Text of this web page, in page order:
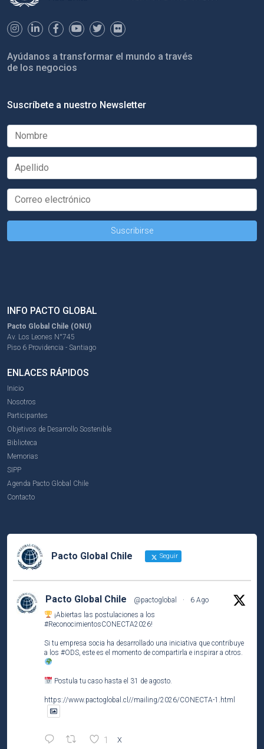
Ayúdanos a transformar el mundo a través
de los negocios
Suscríbete a nuestro Newsletter
INFO PACTO GLOBAL
Pacto Global Chile (ONU)
Av. Los Leones N°745
Piso 6 Providencia - Santiago
ENLACES RÁPIDOS
Inicio
Nosotros
Participantes
Objetivos de Desarrollo Sostenible
Biblioteca
Memorias
SIPP
Agenda Pacto Global Chile
Contacto
Pacto Global Chile Seguir
Pacto Global Chile @pactoglobal ·
6 Ago
¡Abiertas las postulaciones a los
#ReconocimientosCONECTA2026!
Si tu empresa socia ha desarrollado una iniciativa que contribuye
a los #ODS, este es el momento de compartirla e inspirar a otros.
Postula tu caso hasta el 31 de agosto.
https://www.pactoglobal.cl//mailing/2026/CONECTA-1.html
1 X